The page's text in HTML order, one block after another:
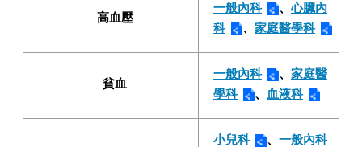
高血壓
一般內科 、心臟內
科
、 家庭醫學科
貧血
一般內科 、 家庭醫
學科
、 血液科
小兒科 、 一般內科